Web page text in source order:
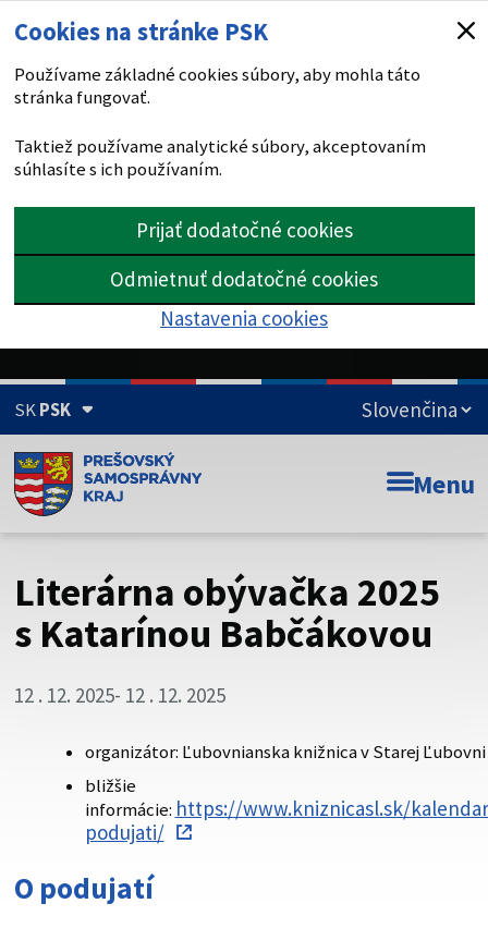
Cookies na stránke PSK
Používame základné cookies súbory, aby mohla táto
stránka fungovať.
Taktiež používame analytické súbory, akceptovaním
súhlasíte s ich používaním.
Prijať dodatočné cookies
Odmietnuť dodatočné cookies
Nastavenia cookies
SKPSK
Doména psk.sk je oficiálna
Toto je oficiálna webová stránka Prešovského
Táto stránka je zabezpečená
cez zabezpečenú webovú stránku. Zabezpečená stránka
Menu
Literárna obývačka 2025
s Katarínou Babčákovou
12 . 12. 2025- 12 . 12. 2025
organizátor: Ľubovnianska knižnica v Starej Ľubovni
bližšie
informácie: https://www.kniznicasl.sk/
podujati/
O podujatí